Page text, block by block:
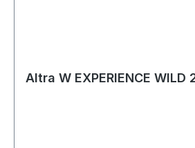
Altra W EXPERIENCE WILD